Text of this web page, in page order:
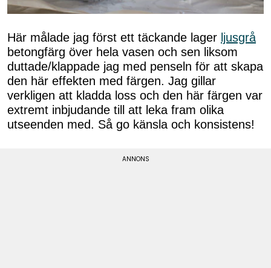
Här målade jag först ett täckande lager ljusgrå
betongfärg över hela vasen och sen liksom
duttade/klappade jag med penseln för att skapa
den här effekten med färgen. Jag gillar
verkligen att kladda loss och den här färgen var
extremt inbjudande till att leka fram olika
utseenden med. Så go känsla och konsistens!